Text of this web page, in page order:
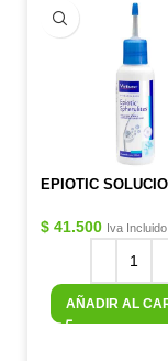
EPIOTIC
$ 41.500 Iva Incluido
AÑADIR AL